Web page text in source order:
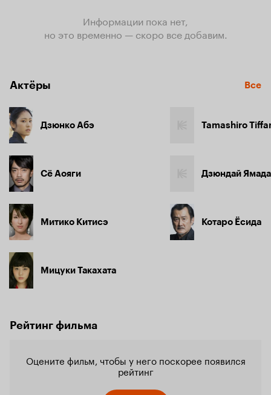
Информации пока нет,
но это временно — скоро все добавим.
Актёры Все
Дзюнко Абэ
Сё Аояги
Митико Китисэ
Мицуки Такахата
Tamashiro
Дзюндай Ямада
Котаро Ёсида
Рейтинг фильма
Оцените фильм, чтобы у него поскорее появился
рейтинг